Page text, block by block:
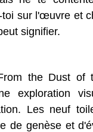
toi sur l'œuvre et
signifier.
the Dust of
exploration
Les neuf
de genèse et